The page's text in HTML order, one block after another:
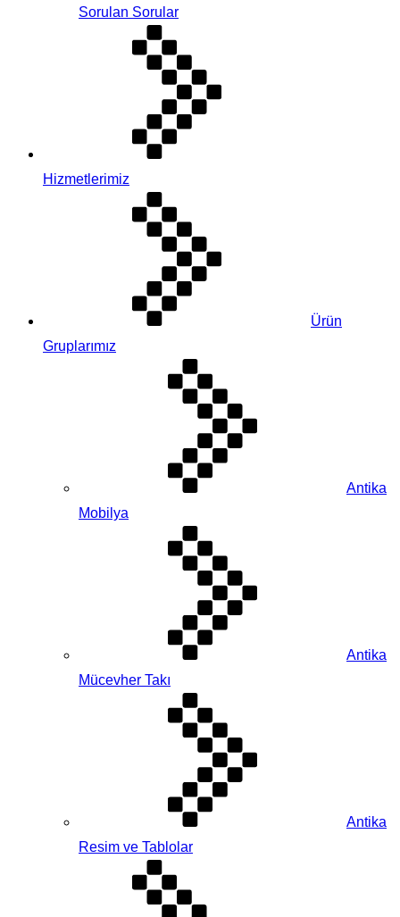
Sorulan Sorular
Hizmetlerimiz
Ürün
Gruplarımız
Antika
Mobilya
Antika
Mücevher Takı
Antika
Resim ve Tablolar